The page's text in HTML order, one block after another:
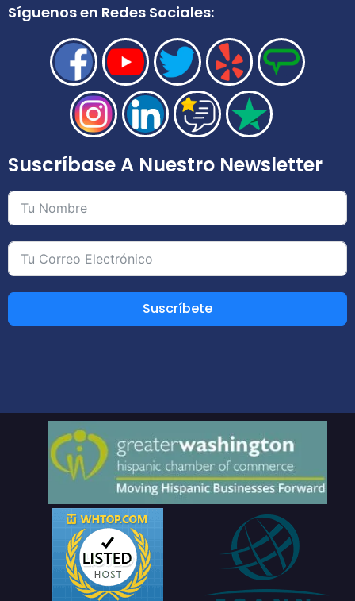
Síguenos en Redes Sociales:
Suscríbase A Nuestro Newsletter
Suscríbete